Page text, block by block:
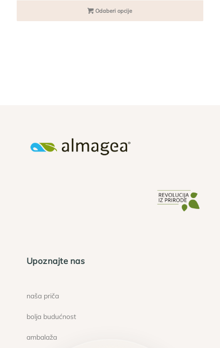
Odaberi opcije
Upoznajte nas
naša priča
bolja budućnost
ambalaža